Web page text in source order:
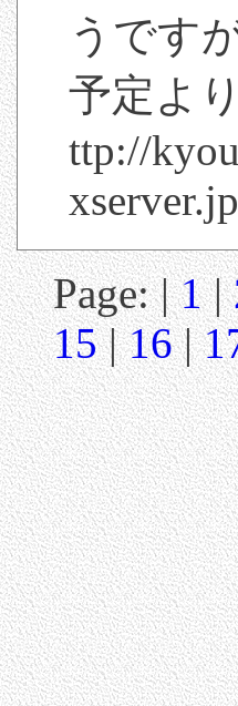
うですが
予定よ
ttp://
Page: |1|
15|16|